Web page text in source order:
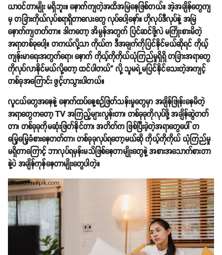
ယာဝင်တာမျိုး မရှိဘူး။ နောက်ကျတဲ့အထိအမြဲနေဖြစ်တယ်။ အဲ့အချိန်တွေကျ
မှ တခြားကိုယ်လုပ်စရာရှိတာလေးတွေ လုပ်ပေါ့နော်။ ဟိုလုပ်ဒီလုပ်နဲ့ အမြဲ
နောက်ကျတတ်တာ။ ဒါကတော့ အိမွန်အတွက် ပြင်ဆင်ဖို့လဲ မကြိုးစားမိတဲ့
အရာတစ်ခုပေါ့။ တကယ်လို့သာ ကိုယ်က ဒီအချက်ကိုပြင်နိုင်မယ်ဆိုရင် ကိုယ့်
ကျန်းမာရေးအတွက်ရော၊ နောက် ကိုယ့်ကိုကိုယ်ယုံကြည်မှုရှိရှိ တခြားအရာတွေ
ကိုလုပ်လာနိုင်မယ်လို့တော့ ထင်ပါတယ်” လို့ သူမရဲ့မပြင်နိုင်သေးတဲ့အကျင့်
တစ်ခုအကြောင်း ဖွင့်ဟသွားပါတယ်။
လူငယ်တွေအနေနဲ့ နောက်ထပ်နေ့စဉ်ဖြတ်သန်းမှုတွေမှာ အချိန်ဖြုန်းနေမိတဲ့
အရာတွေကတော့TV အကြည့်များလွန်းတာ၊ တစ်ခုခုကိုလုပ်ဖို့ အချိန်ဆွဲတတ်
တာ၊ တစ်ခုခုကိုမဆုံးဖြတ်နိုင်တာ၊ အတိတ်က ဖြစ်ပြီးခဲ့တဲ့အရာတွေပေါ် တ
မြေ့မြေ့ခံစားနေတတ်တာ၊ တစ်ခုခုလုပ်ရတော့မယ်ဆို ကိုယ့်ကိုကိုယ် ယုံကြည်မှု
မရှိတာကြောင့် ဘာလုပ်ရမှန်းမသိဖြစ်နေတာမျိုးတွေနဲ့ အစားအသောက်စားတာ
နဲ့ပဲ အချိန်ကုန်နေတာမျိုးတွေပါတဲ့။